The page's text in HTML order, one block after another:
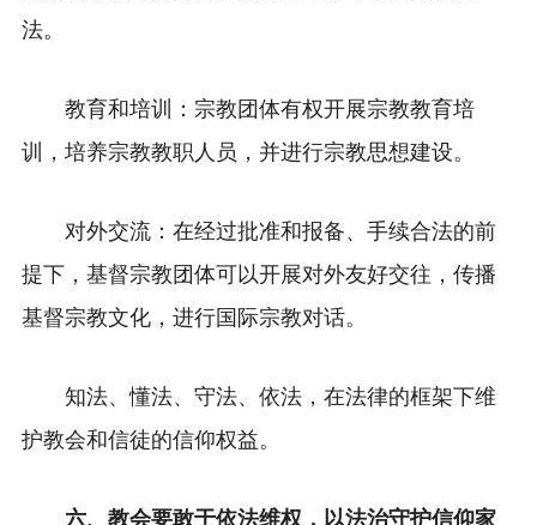
法。
教育和培训：宗教团体有权开展宗教教育培
训，培养宗教教职人员，并进行宗教思想建设。
对外交流：在经过批准和报备、手续合法的前
提下，基督宗教团体可以开展对外友好交往，传播
基督宗教文化，进行国际宗教对话。
知法、懂法、守法、依法，在法律的框架下维
护教会和信徒的信仰权益。
六、教会要敢于依法维权，以法治守护信仰家